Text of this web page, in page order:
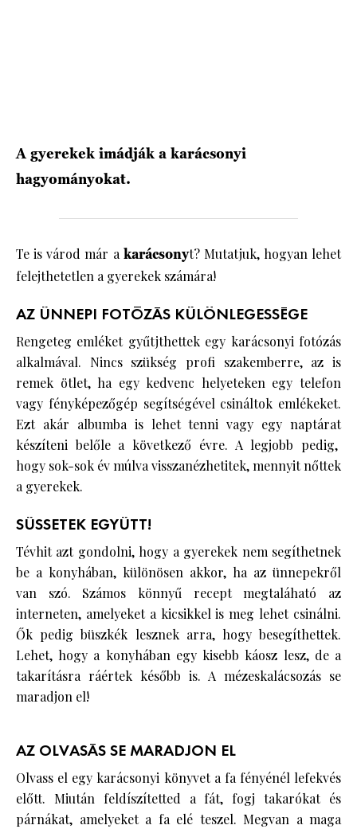
A gyerekek imádják a karácsonyi
hagyományokat.
Te is várod már akarácsonyt? Mutatjuk, hogyan lehet
felejthetetlen a gyerekek számára!
AZ ÜNNEPI FOTÓZÁS KÜLÖNLEGESSÉGE
Rengeteg emléket gyűtjthettek egy karácsonyi fotózás
alkalmával. Nincs szükség profi szakemberre, az is
remek ötlet, ha egy kedvenc helyeteken egy telefon
vagy fényképezőgép segítségével csináltok emlékeket.
Ezt akár albumba is lehet tenni vagy egy naptárat
készíteni belőle a következő évre. A legjobb pedig,
hogy sok-sok év múlva visszanézhetitek, mennyit nőttek
a gyerekek.
SÜSSETEK EGYÜTT!
Tévhit azt gondolni, hogy a gyerekek nem segíthetnek
be a konyhában, különösen akkor, ha az ünnepekről
van szó. Számos könnyű recept megtaláható az
interneten, amelyeket a kicsikkel is meg lehet csinálni.
Ők pedig büszkék lesznek arra, hogy besegíthettek.
Lehet, hogy a konyhában egy kisebb káosz lesz, de a
takarításra ráértek később is. A mézeskalácsozás se
maradjon el!
AZ OLVASÁS SE MARADJON EL
Olvass el egy karácsonyi könyvet a fa fényénél lefekvés
előtt. Miután feldíszítetted a fát, fogj takarókat és
párnákat, amelyeket a fa elé teszel. Megvan a maga